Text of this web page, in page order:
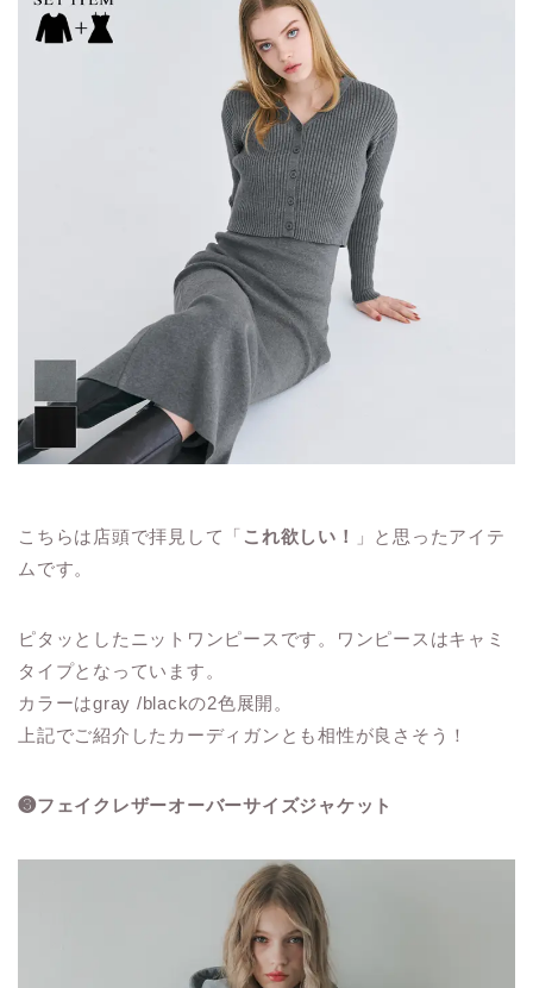
こちらは店頭で拝見して「 これ欲しい！
」と思ったアイテ
ムです。
ピタッとしたニットワンピースです。ワンピースはキャミ
タイプとなっています。
カラーはgray /blackの2色展開。
上記でご紹介したカーディガンとも相性が良さそう！
❸フェイクレザーオーバーサイズジャケット